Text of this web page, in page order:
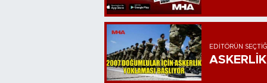
EDITÖRÜN SEÇTIĞI